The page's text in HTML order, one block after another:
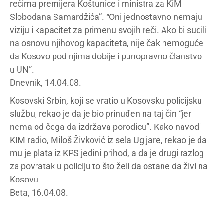
rečima premijera Koštunice i ministra za KiM
Slobodana Samardžića”. “Oni jednostavno nemaju
viziju i kapacitet za primenu svojih reči. Ako bi sudili
na osnovu njihovog kapaciteta, nije čak nemoguće
da Kosovo pod njima dobije i punopravno članstvo
u UN”.
Dnevnik, 14.04.08.
Kosovski Srbin, koji se vratio u Kosovsku policijsku
službu, rekao je da je bio prinuđen na taj čin “jer
nema od čega da izdržava porodicu”. Kako navodi
KIM radio, Miloš Živković iz sela Ugljare, rekao je da
mu je plata iz KPS jedini prihod, a da je drugi razlog
za povratak u policiju to što želi da ostane da živi na
Kosovu.
Beta, 16.04.08.